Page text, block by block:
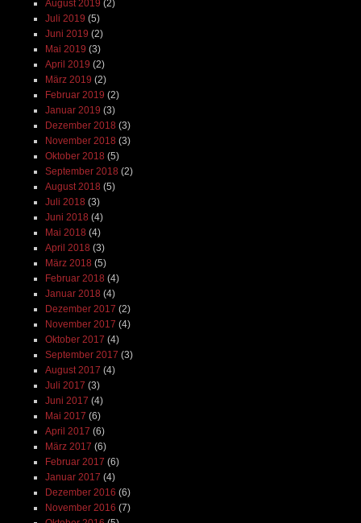
August 2019 (2)
Juli 2019 (5)
Juni 2019 (2)
Mai 2019 (3)
April 2019 (2)
März 2019 (2)
Februar 2019 (2)
Januar 2019 (3)
Dezember 2018 (3)
November 2018 (3)
Oktober 2018 (5)
September 2018 (2)
August 2018 (5)
Juli 2018 (3)
Juni 2018 (4)
Mai 2018 (4)
April 2018 (3)
März 2018 (5)
Februar 2018 (4)
Januar 2018 (4)
Dezember 2017 (2)
November 2017 (4)
Oktober 2017 (4)
September 2017 (3)
August 2017 (4)
Juli 2017 (3)
Juni 2017 (4)
Mai 2017 (6)
April 2017 (6)
März 2017 (6)
Februar 2017 (6)
Januar 2017 (4)
Dezember 2016 (6)
November 2016 (7)